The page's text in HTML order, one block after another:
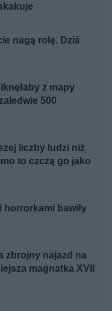
nagą rolę. Dziś
z mapy
500
liczby ludzi niż
to czczą go jako
horrorkami bawiły
zbrojny najazd na
magnatka XVII